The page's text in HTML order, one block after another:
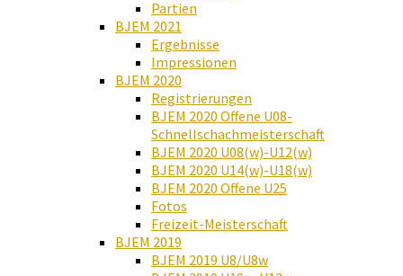
Partien
BJEM 2021
Ergebnisse
Impressionen
BJEM 2020
Registrierungen
BJEM 2020 Offene U08-
Schnellschachmeisterschaft
BJEM 2020 U08(w)-U12(w)
BJEM 2020 U14(w)-U18(w)
BJEM 2020 Offene U25
Fotos
Freizeit-Meisterschaft
BJEM 2019
BJEM 2019 U8/U8w